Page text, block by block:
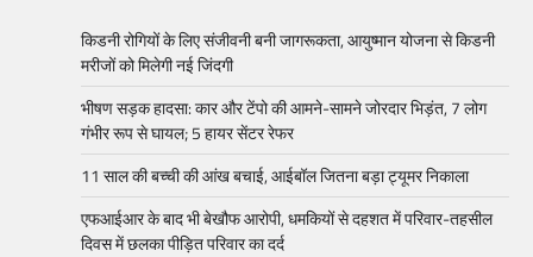
किडनी रोगियों के लिए संजीवनी बनी जागरूकता, आयुष्मान योजना से किडनी
मरीजों को मिलेगी नई जिंदगी
भीषण सड़क हादसा: कार और टेंपो की आमने-सामने जोरदार भिड़ंत, 7 लोग
गंभीर रूप से घायल; 5 हायर सेंटर रेफर​
11 साल की बच्ची की आंख बचाई, आईबॉल जितना बड़ा ट्यूमर निकाला
एफआईआर के बाद भी बेखौफ आरोपी, धमकियों से दहशत में परिवार-तहसील
दिवस में छलका पीड़ित परिवार का दर्द